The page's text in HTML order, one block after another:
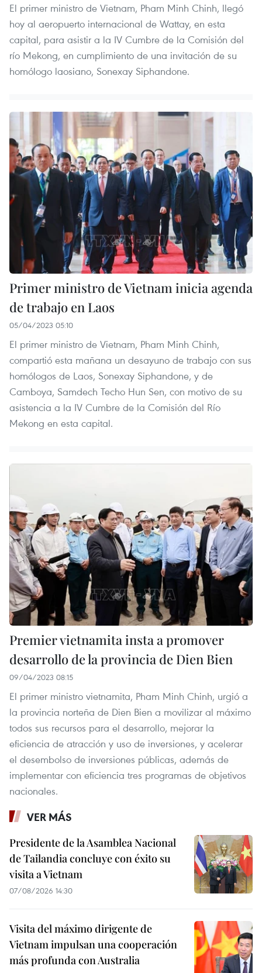
El primer ministro de Vietnam, Pham Minh Chinh, llegó
hoy al aeropuerto internacional de Wattay, en esta
capital, para asistir a la IV Cumbre de la Comisión del
río Mekong, en cumplimiento de una invitación de su
homólogo laosiano, Sonexay Siphandone.
Primer ministro de Vietnam inicia agenda
de trabajo en Laos
05/04/2023 05:10
El primer ministro de Vietnam, Pham Minh Chinh,
compartió esta mañana un desayuno de trabajo con sus
homólogos de Laos, Sonexay Siphandone, y de
Camboya, Samdech Techo Hun Sen, con motivo de su
asistencia a la IV Cumbre de la Comisión del Río
Mekong en esta capital.
Premier vietnamita insta a promover
desarrollo de la provincia de Dien Bien
09/04/2023 08:15
El primer ministro vietnamita, Pham Minh Chinh, urgió a
la provincia norteña de Dien Bien a movilizar al máximo
todos sus recursos para el desarrollo, mejorar la
eficiencia de atracción y uso de inversiones, y acelerar
el desembolso de inversiones públicas, además de
implementar con eficiencia tres programas de objetivos
nacionales.
VER MÁS
Presidente de la Asamblea Nacional
de Tailandia concluye con éxito su
visita a Vietnam
07/08/2026 14:30
Visita del máximo dirigente de
Vietnam impulsan una cooperación
más profunda con Australia